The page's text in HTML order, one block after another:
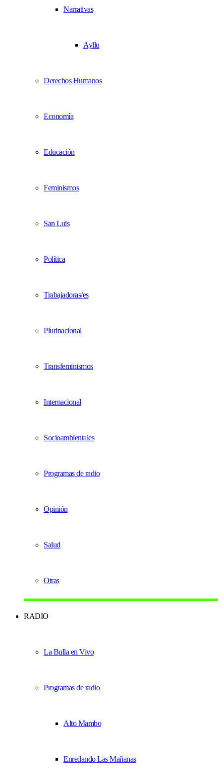
Narrativas
Ayllu
Derechos Humanos
Economía
Educación
Feminismos
San Luis
Política
Trabajadoras/es
Plurinacional
Transfeminismos
Internacional
Socioambientales
Programas de radio
Opinión
Salud
Otras
RADIO
La Bulla en Vivo
Programas de radio
Alto Mambo
Enredando Las Mañanas